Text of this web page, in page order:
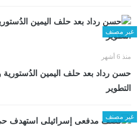
غير مصنف
منذ 6 أشهر
حسن رداد بعد حلف اليمين الدُستورية
التطوير
غير مصنف